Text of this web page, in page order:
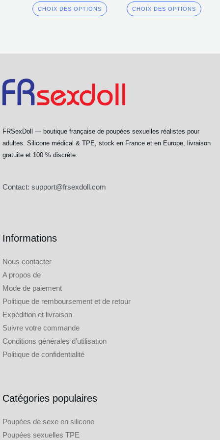
CHOIX DES OPTIONS CHOIX DES OPTIONS
FRSexDoll — boutique française de poupées sexuelles réalistes pour
adultes. Silicone médical & TPE, stock en France et en Europe, livraison
gratuite et 100 % discrète.
Contact: support@frsexdoll.com
Informations
Nous contacter
A propos de
Mode de paiement
Politique de remboursement et de retour
Expédition et livraison
Suivre votre commande
Conditions générales d’utilisation
Politique de confidentialité
Catégories populaires
Poupées de sexe en silicone
Poupées sexuelles TPE